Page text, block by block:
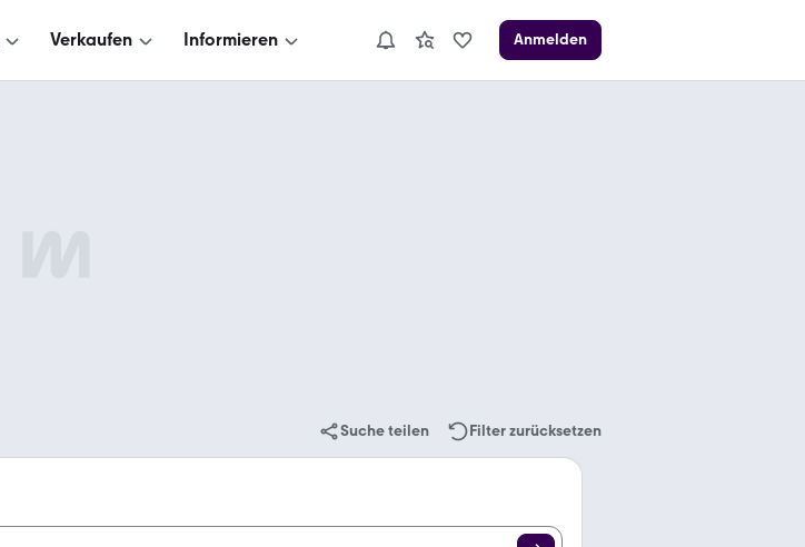
Verkaufen Informieren Anmelden
Suche teilen Filter zurücksetzen